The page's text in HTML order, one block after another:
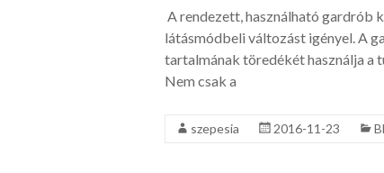
A rendezett, használható gardrób
látásmódbeli változást igényel. A
tartalmának töredékét használja a
Nem csak a
szepesia 2016-11-23